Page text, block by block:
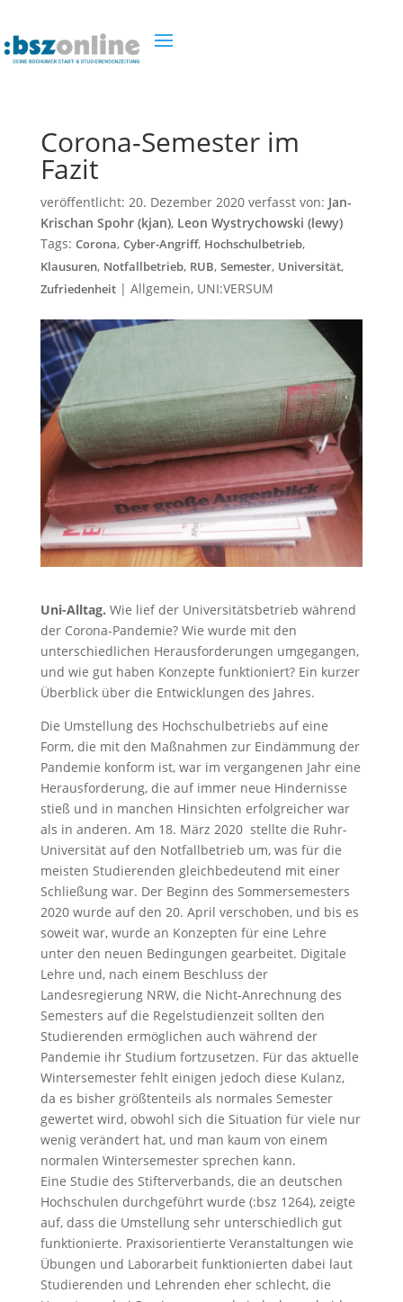
Corona-Semester im
Fazit
veröffentlicht: 20. Dezember 2020verfasst von: Jan-
Krischan Spohr (kjan), Leon Wystrychowski (lewy)
Tags: Corona, Cyber-Angriff, Hochschulbetrieb,
Klausuren, Notfallbetrieb, RUB, Semester, Universität,
Zufriedenheit| Allgemein, UNI:VERSUM
Uni-Alltag. Wie lief der Universitätsbetrieb während
der Corona-Pandemie? Wie wurde mit den
unterschiedlichen Herausforderungen umgegangen,
und wie gut haben Konzepte funktioniert? Ein kurzer
Überblick über die Entwicklungen des Jahres.
Die Umstellung des Hochschulbetriebs auf eine
Form, die mit den Maßnahmen zur Eindämmung der
Pandemie konform ist, war im vergangenen Jahr eine
Herausforderung, die auf immer neue Hindernisse
stieß und in manchen Hinsichten erfolgreicher war
als in anderen. Am 18. März 2020 stellte die Ruhr-
Universität auf den Notfallbetrieb um, was für die
meisten Studierenden gleichbedeutend mit einer
Schließung war. Der Beginn des Sommersemesters
2020 wurde auf den 20. April verschoben, und bis es
soweit war, wurde an Konzepten für eine Lehre
unter den neuen Bedingungen gearbeitet. Digitale
Lehre und, nach einem Beschluss der
Landesregierung NRW, die Nicht-Anrechnung des
Semesters auf die Regelstudienzeit sollten den
Studierenden ermöglichen auch während der
Pandemie ihr Studium fortzusetzen. Für das aktuelle
Wintersemester fehlt einigen jedoch diese Kulanz,
da es bisher größtenteils als normales Semester
gewertet wird, obwohl sich die Situation für viele nur
wenig verändert hat, und man kaum von einem
normalen Wintersemester sprechen kann.
Eine Studie des Stifterverbands, die an deutschen
Hochschulen durchgeführt wurde (:bsz 1264), zeigte
auf, dass die Umstellung sehr unterschiedlich gut
funktionierte. Praxisorientierte Veranstaltungen wie
Übungen und Laborarbeit funktionierten dabei laut
Studierenden und Lehrenden eher schlecht, die